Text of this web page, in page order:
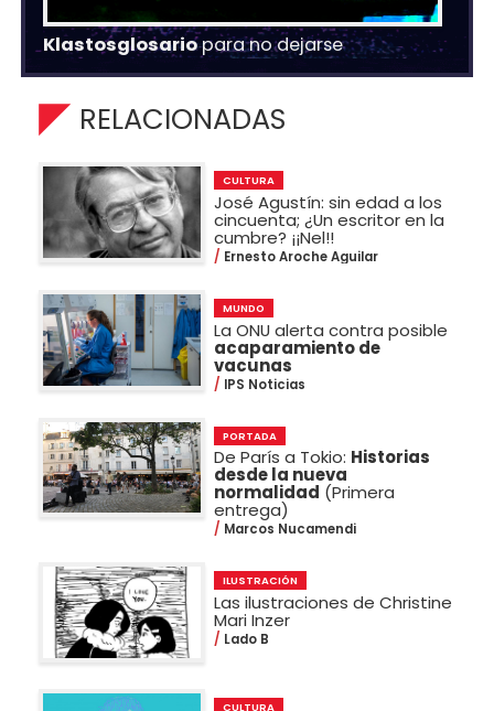
Klastosglosariopara no dejarse
RELACIONADAS
CULTURA
José Agustín: sin edad a los
cincuenta; ¿Un escritor en la
cumbre? ¡¡Nel!!
Ernesto Aroche Aguilar
MUNDO
La ONU alerta contra posible
acaparamiento de
vacunas
IPS Noticias
PORTADA
De París a Tokio: Historias
desde la nueva
normalidad (Primera
entrega)
Marcos Nucamendi
ILUSTRACIÓN
Las ilustraciones de Christine
Mari Inzer
Lado B
CULTURA